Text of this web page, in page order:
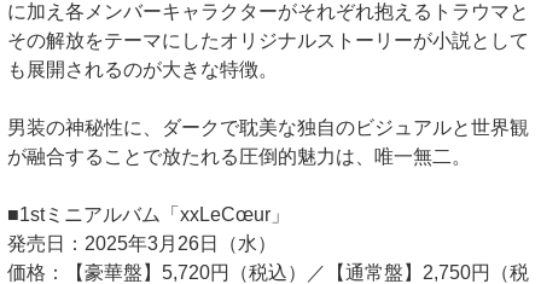
に加え各メンバーキャラクターがそれぞれ抱えるトラウマと
その解放をテーマにしたオリジナルストーリーが小説として
も展開されるのが大きな特徴。
男装の神秘性に、ダークで耽美な独自のビジュアルと世界観
が融合することで放たれる圧倒的魅力は、唯一無二。
■1stミニアルバム「xxLeCœur」
発売日：2025年3月26日（水）
価格：【豪華盤】5,720円（税込）／【通常盤】2,750円（税